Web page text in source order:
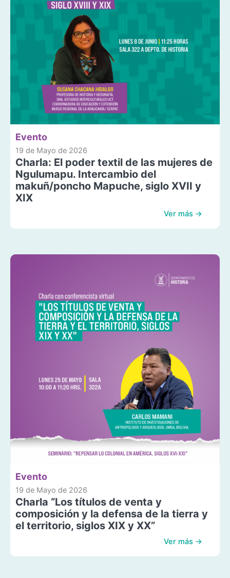
Evento
19 de Mayo de 2026
Charla: El poder textil de las mujeres de
Ngulumapu. Intercambio del
makuñ/poncho Mapuche, siglo XVII y
XIX
Ver más →
Evento
19 de Mayo de 2026
Charla “Los títulos de venta y
composición y la defensa de la tierra y
el territorio, siglos XIX y XX”
Ver más →